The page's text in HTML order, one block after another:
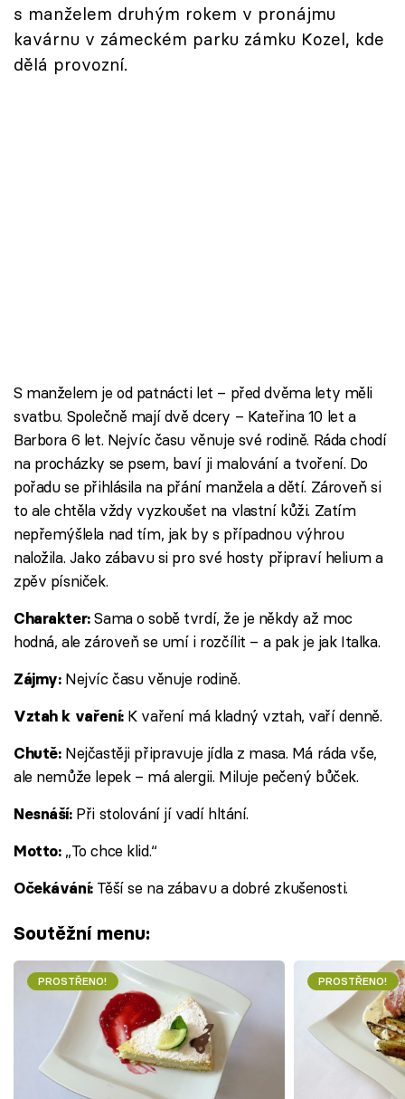
Těhotnej kuchař
Sledujte prima+
s manželem druhým rokem v pronájmu
kavárnu v zámeckém parku zámku Kozel, kde
dělá provozní.
S manželem je od patnácti let – před dvěma lety měli
svatbu. Společně mají dvě dcery – Kateřina 10 let a
Barbora 6 let. Nejvíc času věnuje své rodině. Ráda chodí
na procházky se psem, baví ji malování a tvoření. Do
pořadu se přihlásila na přání manžela a dětí. Zároveň si
to ale chtěla vždy vyzkoušet na vlastní kůži. Zatím
nepřemýšlela nad tím, jak by s případnou výhrou
naložila. Jako zábavu si pro své hosty připraví helium a
zpěv písniček.
Charakter:Sama o sobě tvrdí, že je někdy až moc
hodná, ale zároveň se umí i rozčílit – a pak je jak Italka.
Zájmy: Nejvíc času věnuje rodině.
Vztah k vaření: K vaření má kladný vztah, vaří denně.
Chutě: Nejčastěji připravuje jídla z masa. Má ráda vše,
ale nemůže lepek – má alergii. Miluje pečený bůček.
Nesnáší: Při stolování jí vadí hltání.
Motto: „To chce klid.“
Očekávání: Těší se na zábavu a dobré zkušenosti.
Soutěžní menu:
PROSTŘENO! PROSTŘENO!